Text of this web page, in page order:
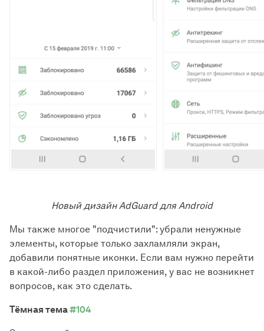
Новый дизайн AdGuard для Android
Мы также многое "подчистили": убрали ненужные
элементы, которые только захламляли экран,
добавили понятные иконки. Если вам нужно перейти
в какой-либо раздел приложения, у вас не возникнет
вопросов, как это сделать.
Тёмная тема#104